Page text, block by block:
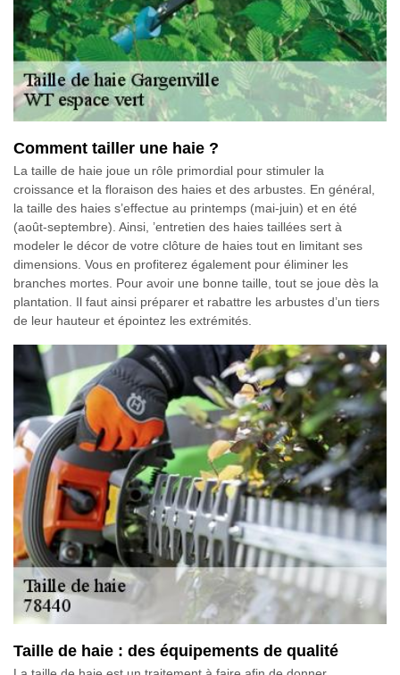
Comment tailler une haie ?
La taille de haie joue un rôle primordial pour stimuler la
croissance et la floraison des haies et des arbustes. En général,
la taille des haies s’effectue au printemps (mai-juin) et en été
(août-septembre). Ainsi, ’entretien des haies taillées sert à
modeler le décor de votre clôture de haies tout en limitant ses
dimensions. Vous en profiterez également pour éliminer les
branches mortes. Pour avoir une bonne taille, tout se joue dès la
plantation. Il faut ainsi préparer et rabattre les arbustes d’un tiers
de leur hauteur et épointez les extrémités.
Taille de haie : des équipements de qualité